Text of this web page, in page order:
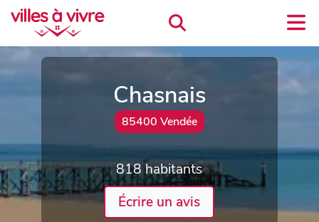
Chasnais
85400 Vendée
818 habitants
Écrire un avis